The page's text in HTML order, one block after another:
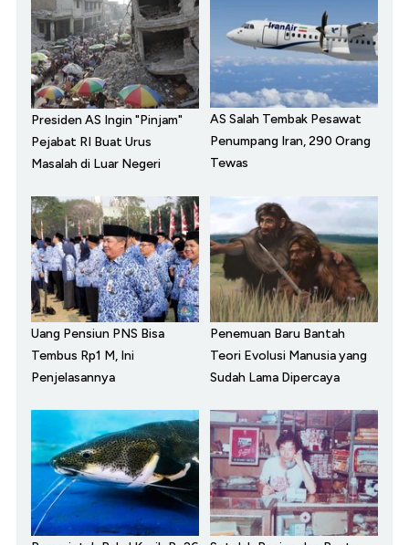
Presiden AS Ingin "Pinjam"
Pejabat RI Buat Urus
Masalah di Luar Negeri
AS Salah Tembak Pesawat
Penumpang Iran, 290 Orang
Tewas
Uang Pensiun PNS Bisa
Tembus Rp1 M, Ini
Penjelasannya
Penemuan Baru Bantah
Teori Evolusi Manusia yang
Sudah Lama Dipercaya